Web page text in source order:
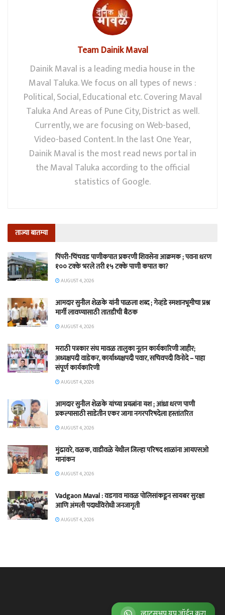
Team Dainik Maval
Dainik Maval is a leading media house in the
Maval Taluka. We focus on all types of news :
Political, Social, Educational etc. Covering Maval
Taluka And Areas of Pune City, District as well.
Currently, we are focusing on Web-based,
Video-based Content. In the last One Year,
Dainik Maval is the most read news portal in
the Maval Taluka according to the official
statistics of Google.
ताज्या बातम्या
पिंपरी-चिंचवड पाणीकपात प्रकरणी शिवसेना आक्रमक ; पवना धरण
१०० टक्के भरले तरी १५ टक्के पाणी कपात का?
AUGUST 4, 2026
आमदार सुनील शेळके यांनी पाळला शब्द ; गेव्हंडे स्मशानभूमीचा प्रश्न
मार्गी लावण्यासाठी तातडीची बैठक
AUGUST 4, 2026
मराठी पत्रकार संघ मावळ तालुका नूतन कार्यकारिणी जाहीर;
अध्यक्षपदी वाडेकर, कार्याध्यक्षपदी पवार, सचिवपदी विनोदे – पाहा
संपूर्ण कार्यकारिणी
AUGUST 4, 2026
आमदार सुनील शेळके यांच्या प्रयत्नांना यश ; आंध्रा धरण पाणी
प्रकल्पासाठी साडेतीन एकर जागा नगरपरिषदेला हस्तांतरित
AUGUST 4, 2026
मुंढावरे, वळक, वाडीवळे येथील जिल्हा परिषद शाळांना आयएसओ
मानांकन
AUGUST 4, 2026
Vadgaon Maval : वडगाव मावळ पोलिसांकडून सायबर सुरक्षा
आणि अंमली पदार्थविरोधी जनजागृती
AUGUST 4, 2026